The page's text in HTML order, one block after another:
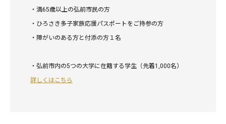
・満65歳以上の弘前市民の方
・ひろさき多子家族応援パスポートをご持参の方
・障がいのある方と付添の方１名
・弘前市内の5つの大学に在籍する学生（先着1,000名）
詳しくはこちら